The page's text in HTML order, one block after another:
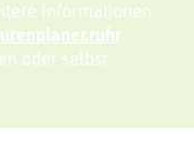
Informationen
oder selbst